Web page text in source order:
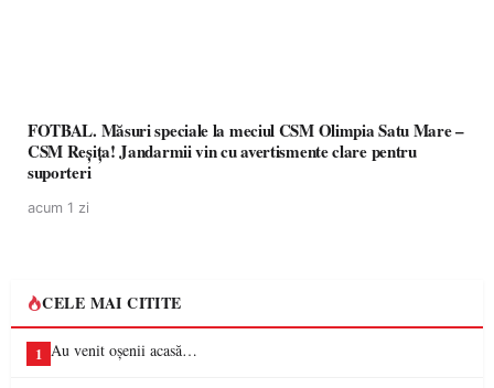
FOTBAL. Măsuri speciale la meciul CSM Olimpia Satu Mare –
CSM Reșița! Jandarmii vin cu avertismente clare pentru
suporteri
acum 1 zi
CELE MAI CITITE
1 Au venit oșenii acasă…